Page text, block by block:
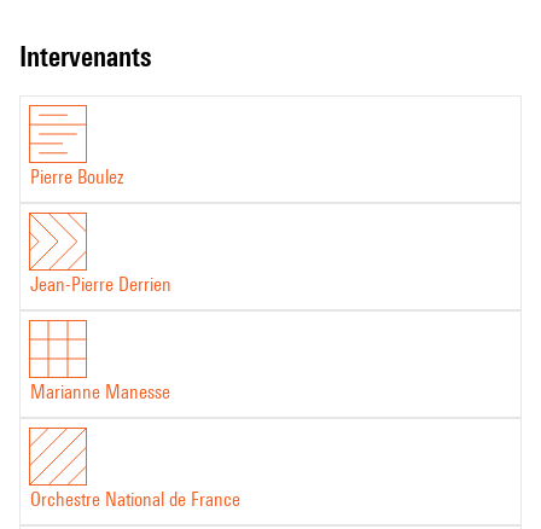
intervenants
Pierre Boulez
Jean-Pierre Derrien
Marianne Manesse
Orchestre National de France